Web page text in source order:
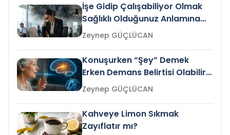
İşe Gidip Çalışabiliyor Olmak
Sağlıklı Olduğunuz Anlamına
Gelir mi?Zeynep GÜÇLÜCAN
Konuşurken “Şey” Demek
Erken Demans Belirtisi Olabilir
mi?
Zeynep GÜÇLÜCAN
Kahveye Limon Sıkmak
Zayıflatır mı?